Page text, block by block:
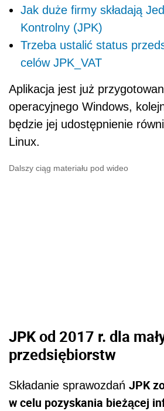
Jak duże firmy składają
Kontrolny (JPK)
Trzeba ustalić status
celów JPK_VAT
Aplikacja jest już
operacyjnego Windows,
będzie jej udostępnienie
Linux.
Dalszy ciąg materiału pod wideo
JPK od 2017 r. dla
przedsiębiorstw
Składanie sprawozdań JPK
w celu pozyskania bieżącej